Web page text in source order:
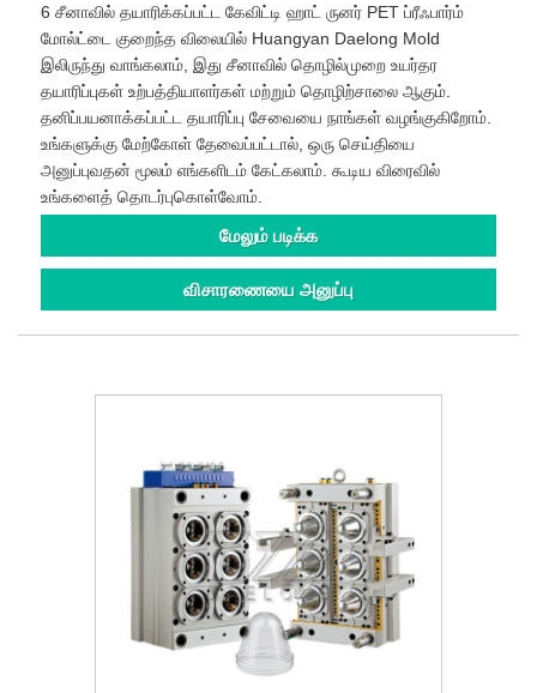
6 சீனாவில் தயாரிக்கப்பட்ட கேவிட்டி ஹாட் ருனர் PET ப்ரீஃபார்ம்
மோல்ட்டை குறைந்த விலையில் Huangyan Daelong Mold
இலிருந்து வாங்கலாம், இது சீனாவில் தொழில்முறை உயர்தர
தயாரிப்புகள் உற்பத்தியாளர்கள் மற்றும் தொழிற்சாலை ஆகும்.
தனிப்பயனாக்கப்பட்ட தயாரிப்பு சேவையை நாங்கள் வழங்குகிறோம்.
உங்களுக்கு மேற்கோள் தேவைப்பட்டால், ஒரு செய்தியை
அனுப்புவதன் மூலம் எங்களிடம் கேட்கலாம். கூடிய விரைவில்
உங்களைத் தொடர்புகொள்வோம்.
மேலும் படிக்க
விசாரணையை அனுப்பு